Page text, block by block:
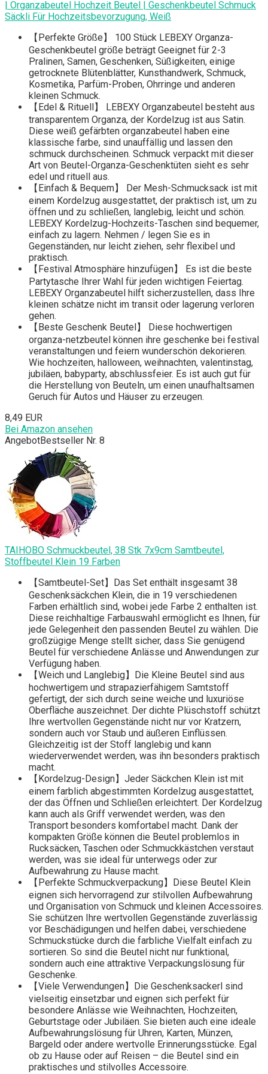
| Organzabeutel Hochzeit Beutel | Geschenkbeutel Schmuck
Säckli Für Hochzeitsbevorzugung, Weiß
【Perfekte Größe】 100 Stück LEBEXY Organza-
Geschenkbeutel größe beträgt Geeignet für 2-3
Pralinen, Samen, Geschenken, Süßigkeiten, einige
getrocknete Blütenblätter, Kunsthandwerk, Schmuck,
Kosmetika, Parfüm-Proben, Ohrringe und anderen
kleinen Schmuck.
【Edel & Rituell】 LEBEXY Organzabeutel besteht aus
transparentem Organza, der Kordelzug ist aus Satin.
Diese weiß gefärbten organzabeutel haben eine
klassische farbe, sind unauffällig und lassen den
schmuck durchscheinen. Schmuck verpackt mit dieser
Art von Beutel-Organza-Geschenktüten sieht es sehr
edel und rituell aus.
【Einfach & Bequem】 Der Mesh-Schmucksack ist mit
einem Kordelzug ausgestattet, der praktisch ist, um zu
öffnen und zu schließen, langlebig, leicht und schön.
LEBEXY Kordelzug-Hochzeits-Taschen sind bequemer,
einfach zu lagern. Nehmen / legen Sie es in
Gegenständen, nur leicht ziehen, sehr flexibel und
praktisch.
【Festival Atmosphäre hinzufügen】 Es ist die beste
Partytasche Ihrer Wahl für jeden wichtigen Feiertag.
LEBEXY Organzabeutel hilft sicherzustellen, dass Ihre
kleinen schätze nicht im transit oder lagerung verloren
gehen.
【Beste Geschenk Beutel】 Diese hochwertigen
organza-netzbeutel können ihre geschenke bei festival
veranstaltungen und feiern wunderschön dekorieren.
Wie hochzeiten, halloween, weihnachten, valentinstag,
jubiläen, babyparty, abschlussfeier. Es ist auch gut für
die Herstellung von Beuteln, um einen unaufhaltsamen
Geruch für Autos und Häuser zu erzeugen.
8,49 EUR
Bei Amazon ansehen
AngebotBestseller Nr. 8
TAIHOBO Schmuckbeutel, 38 Stk 7x9cm Samtbeutel,
Stoffbeutel Klein 19 Farben
【Samtbeutel-Set】Das Set enthält insgesamt 38
Geschenksäckchen Klein, die in 19 verschiedenen
Farben erhältlich sind, wobei jede Farbe 2 enthalten ist.
Diese reichhaltige Farbauswahl ermöglicht es Ihnen, für
jede Gelegenheit den passenden Beutel zu wählen. Die
großzügige Menge stellt sicher, dass Sie genügend
Beutel für verschiedene Anlässe und Anwendungen zur
Verfügung haben.
【Weich und Langlebig】Die Kleine Beutel sind aus
hochwertigem und strapazierfähigem Samtstoff
gefertigt, der sich durch seine weiche und luxuriöse
Oberfläche auszeichnet. Der dichte Plüschstoff schützt
Ihre wertvollen Gegenstände nicht nur vor Kratzern,
sondern auch vor Staub und äußeren Einflüssen.
Gleichzeitig ist der Stoff langlebig und kann
wiederverwendet werden, was ihn besonders praktisch
macht.
【Kordelzug-Design】Jeder Säckchen Klein ist mit
einem farblich abgestimmten Kordelzug ausgestattet,
der das Öffnen und Schließen erleichtert. Der Kordelzug
kann auch als Griff verwendet werden, was den
Transport besonders komfortabel macht. Dank der
kompakten Größe können die Beutel problemlos in
Rucksäcken, Taschen oder Schmuckkästchen verstaut
werden, was sie ideal für unterwegs oder zur
Aufbewahrung zu Hause macht.
【Perfekte Schmuckverpackung】Diese Beutel Klein
eignen sich hervorragend zur stilvollen Aufbewahrung
und Organisation von Schmuck und kleinen Accessoires.
Sie schützen Ihre wertvollen Gegenstände zuverlässig
vor Beschädigungen und helfen dabei, verschiedene
Schmuckstücke durch die farbliche Vielfalt einfach zu
sortieren. So sind die Beutel nicht nur funktional,
sondern auch eine attraktive Verpackungslösung für
Geschenke.
【Viele Verwendungen】Die Geschenksackerl sind
vielseitig einsetzbar und eignen sich perfekt für
besondere Anlässe wie Weihnachten, Hochzeiten,
Geburtstage oder Jubiläen. Sie bieten auch eine ideale
Aufbewahrungslösung für Uhren, Karten, Münzen,
Bargeld oder andere wertvolle Erinnerungsstücke. Egal
ob zu Hause oder auf Reisen – die Beutel sind ein
praktisches und stilvolles Accessoire.